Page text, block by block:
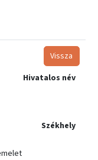
Vissza
Hivatalos név
Székhely